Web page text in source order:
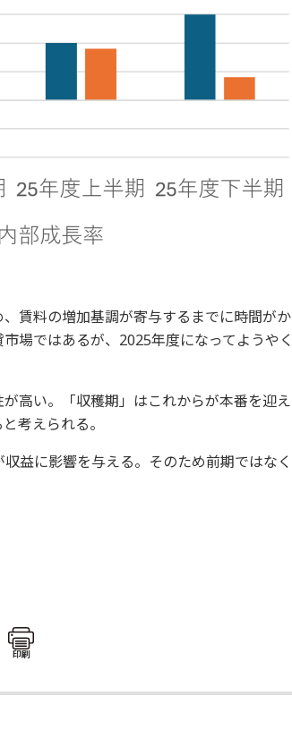
賃料の増加基調が寄与するまでに時間がか
場ではあるが、2025年度になってようやく
高い。「収穫期」はこれからが本番を迎え
考えられる。
益に影響を与える。そのため前期ではなく
印刷